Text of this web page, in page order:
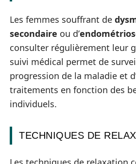
Les femmes souffrant de
secondaire ou d’
consulter régulièrement leur
suivi médical permet de
progression de la maladie et
traitements en fonction des
individuels.
TECHNIQUES DE